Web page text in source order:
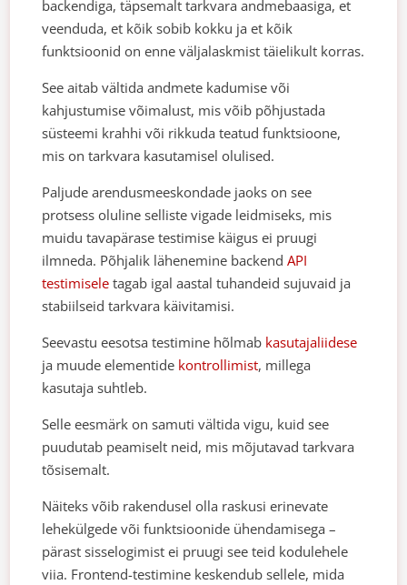
backendiga, täpsemalt tarkvara andmebaasiga, et
veenduda, et kõik sobib kokku ja et kõik
funktsioonid on enne väljalaskmist täielikult korras.
See aitab vältida andmete kadumise või
kahjustumise võimalust, mis võib põhjustada
süsteemi krahhi või rikkuda teatud funktsioone,
mis on tarkvara kasutamisel olulised.
Paljude arendusmeeskondade jaoks on see
protsess oluline selliste vigade leidmiseks, mis
muidu tavapärase testimise käigus ei pruugi
ilmneda. Põhjalik lähenemine backendAPI
testimisele tagab igal aastal tuhandeid sujuvaid ja
stabiilseid tarkvara käivitamisi.
Seevastu eesotsa testimine hõlmab kasutajaliidese
ja muude elementide kontrollimist, millega
kasutaja suhtleb.
Selle eesmärk on samuti vältida vigu, kuid see
puudutab peamiselt neid, mis mõjutavad tarkvara
tõsisemalt.
Näiteks võib rakendusel olla raskusi erinevate
lehekülgede või funktsioonide ühendamisega –
pärast sisselogimist ei pruugi see teid kodulehele
viia. Frontend-testimine keskendub sellele, mida